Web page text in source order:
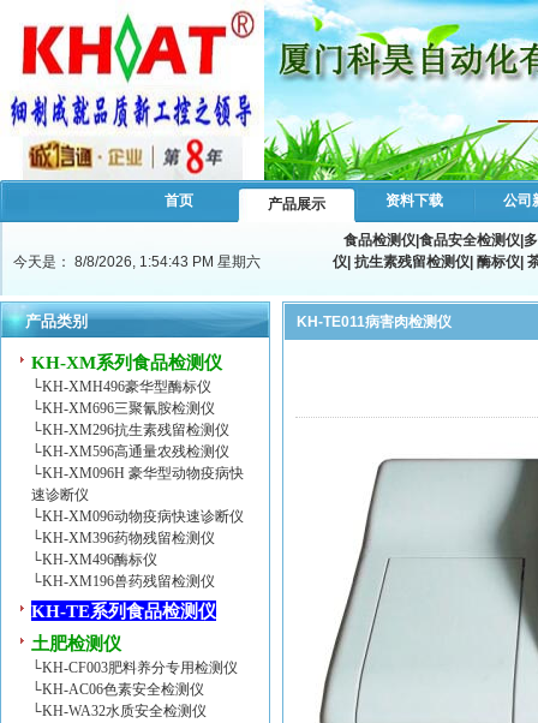
首页 产品展示 资料下载 公司
今天是： 8/8/2026, 1:54:44 PM 星期六
食品检测仪 食品安全检测仪
仪 抗生素残留检测仪 酶标仪
产品类别
KH-XM系列食品检测仪
└KH-XMH496豪华型酶标仪
└KH-XM696三聚氰胺检测仪
└KH-XM296抗生素残留检测仪
└KH-XM596高通量农残检测仪
└KH-XM096H 豪华型动物疫病快
速诊断仪
└KH-XM096动物疫病快速诊断仪
└KH-XM396药物残留检测仪
└KH-XM496酶标仪
└KH-XM196兽药残留检测仪
KH-TE系列食品检测仪
土肥检测仪
└KH-CF003肥料养分专用检测仪
└KH-AC06色素安全检测仪
└KH-WA32水质安全检测仪
KH-TE011病害肉检测仪